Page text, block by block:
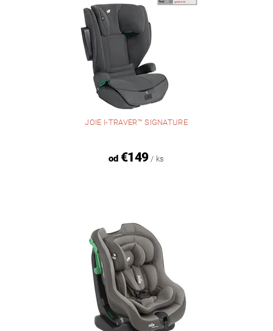
JOIE I-TRAVER™ SIGNATURE
od€149 / ks